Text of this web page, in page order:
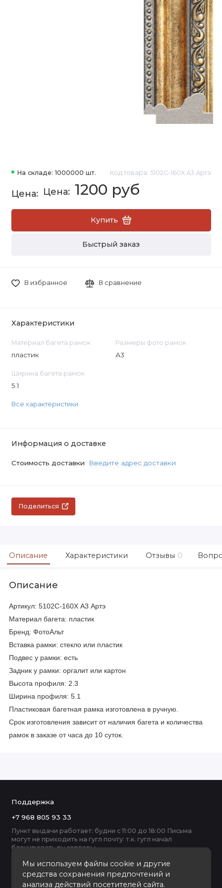
На складе: 1000000 шт. Код товара: 5102C-160X А3 Артэ
1200 руб
Купить
Быстрый заказ
В избранное В сравнение
Характеристики
Материал багета рамок
пластик
Размеры фото рамок
А3
Ширина багета рамок
5.1
Все характеристики
Информация о доставке
Стоимость доставки Введите адрес доставки
Поделиться
Описание Характеристики Отзывы 0
Описание
Артикул: 5102C-160X А3 Артэ
Материал багета: пластик
Бренд: ФотоАльт
Вставка рамки: стекло или пластик
Подвес у рамки: есть
Задник у рамки: оргалит или картон
Высота профиля: 2.3
Ширина профиля: 5.1
Пластиковая багетная рамка изготовлена в ручную.
Срок изготовления зависит от наличия багета и количества
рамок в заказе от часа до 10 суток.
Мы используем файлы cookie и другие
средства сохранения предпочтений и
анализа действий посетителей сайта.
Поддержка
+7 968 805 93 33
Пункт выдачи работает: будни с 11:00 до 18:00 Письма
могут не приходить на гугл почту: т.к. гугл начал
блокировать ру серверы